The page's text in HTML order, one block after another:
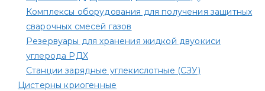
Комплексы оборудования для получения защитных
сварочных смесей газов
Резервуары для хранения жидкой двуокиси
углерода РДХ
Станции зарядные углекислотные (СЗУ)
Цистерны криогенные